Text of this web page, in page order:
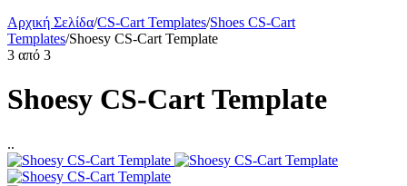
Αρχική Σελίδα/CS-Cart Templates/Shoes CS-Cart
Templates/Shoesy CS-Cart Template
3 από 3
Shoesy CS-Cart Template
..